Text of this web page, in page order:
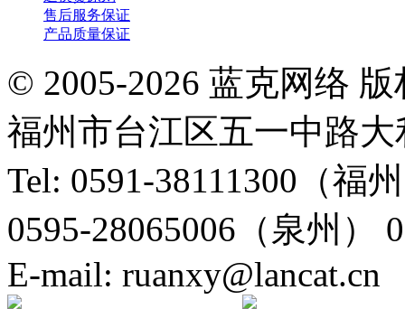
售后服务保证
产品质量保证
© 2005-2026 蓝克网络
福州市台江区五一中路
Tel: 0591-38111300（福
0595-28065006（泉州）
E-mail: ruanxy@lancat.cn